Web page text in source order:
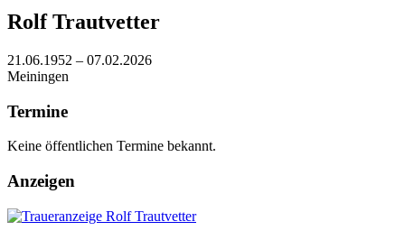
Rolf Trautvetter
21.06.1952 – 07.02.2026
Meiningen
Termine
Keine öffentlichen Termine bekannt.
Anzeigen